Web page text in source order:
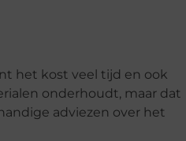
het kost veel tijd en ook
onderhoudt, maar dat
adviezen over het